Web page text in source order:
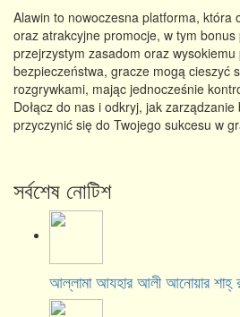
Alawin to nowoczesna platforma, która
oraz atrakcyjne promocje, w tym bonus
przejrzystym zasadom oraz wysokiemu
bezpieczeństwa, gracze mogą cieszyć
rozgrywkami, mając jednocześnie
Dołącz do nas i odkryj, jak
przyczynić się do Twojego sukcesu w
সর্বশেষ নোটিশ
আল্লামা আযহার আলী আনোয়ার শাহ্‌